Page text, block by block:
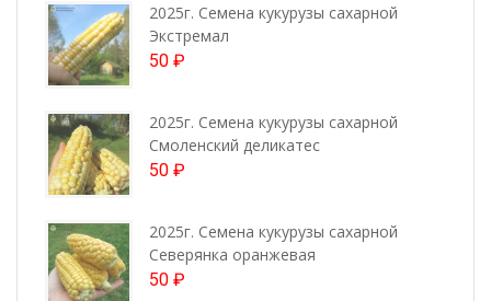
2025г. Семена кукурузы сахарной
Экстремал
50 ₽
2025г. Семена кукурузы сахарной
Смоленский деликатес
50 ₽
2025г. Семена кукурузы сахарной
Северянка оранжевая
50 ₽